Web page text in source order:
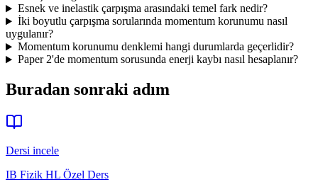
Esnek ve inelastik çarpışma arasındaki temel fark nedir?
İki boyutlu çarpışma sorularında momentum korunumu nasıl
uygulanır?
Momentum korunumu denklemi hangi durumlarda geçerlidir?
Paper 2'de momentum sorusunda enerji kaybı nasıl hesaplanır?
Buradan sonraki adım
Dersi incele
IB Fizik HL Özel Ders